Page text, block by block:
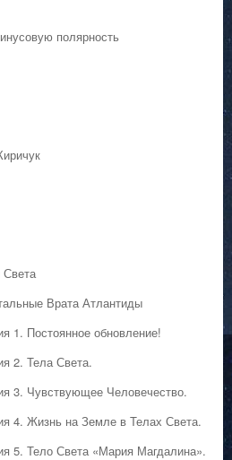
полярность
Врата Атлантиды
1. Постоянное обновление!
2. Тела Света.
3. Чувствующее Человечество.
4. Жизнь на Земле в Телах Света.
5. Тело Света «Мария Магдалина».